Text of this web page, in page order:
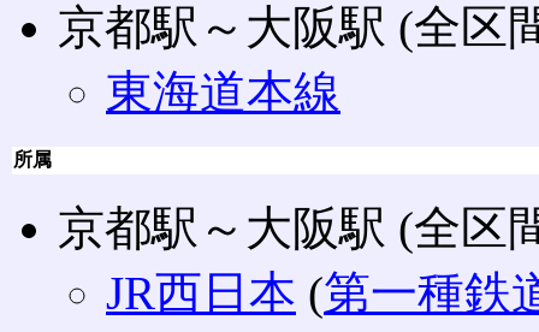
京都駅～大阪駅 (全区
東海道本線
所属
京都駅～大阪駅 (全区
JR西日本 (第一種鉄